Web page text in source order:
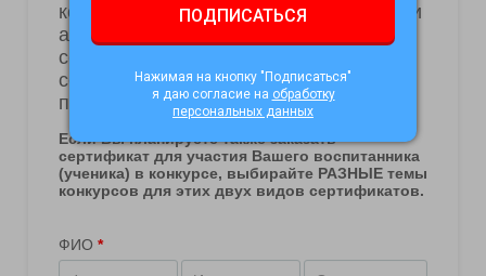
ПОДПИСАТЬСЯ
Нажимая на кнопку "Подписаться"
я даю согласие на обработку
персональных данных